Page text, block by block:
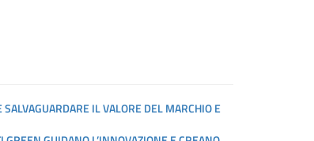
IL VALORE DEL MARCHIO E